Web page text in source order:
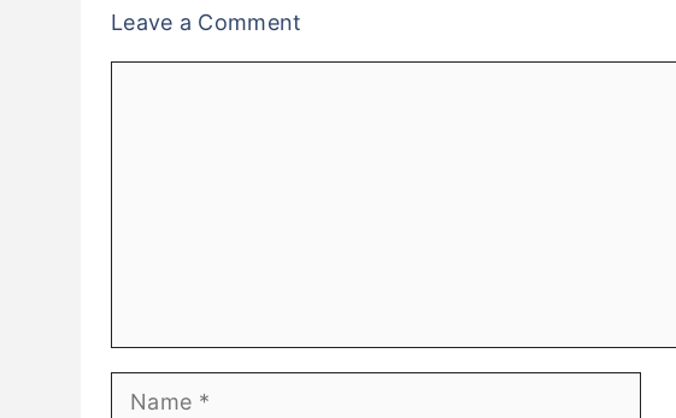
Leave a Comment
Name